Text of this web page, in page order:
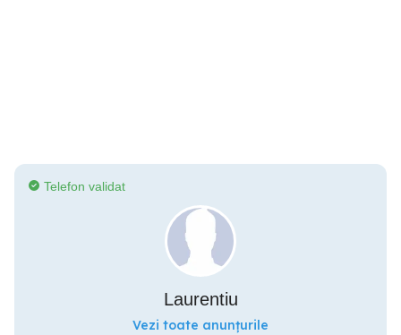
Telefon validat
Laurentiu
Vezi toate anunțurile